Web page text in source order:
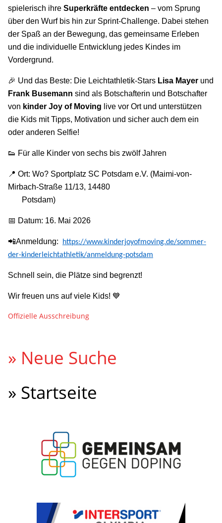
spielerisch ihre Superkräfte entdecken – vom Sprung
über den Wurf bis hin zur Sprint-Challenge. Dabei stehen
der Spaß an der Bewegung, das gemeinsame Erleben
und die individuelle Entwicklung jedes Kindes im
Vordergrund.
🎉 Und das Beste: Die Leichtathletik-Stars Lisa Mayer und
Frank Busemann sind als Botschafterin und Botschafter
von kinder Joy of Moving live vor Ort und unterstützen
die Kids mit Tipps, Motivation und sicher auch dem ein
oder anderen Selfie!
👟 Für alle Kinder von sechs bis zwölf Jahren
📍 Ort: Wo? Sportplatz SC Potsdam e.V. (Maimi-von-
Mirbach-Straße 11/13, 14480
Potsdam)
📅 Datum: 16. Mai 2026
📲Anmeldung:
https://www.kinderjoyofmoving.de/sommer-
der-kinderleichtathletik/anmeldung-potsdam
Schnell sein, die Plätze sind begrenzt!
Wir freuen uns auf viele Kids! 💙
Offizielle Ausschreibung
» Neue Suche
» Startseite